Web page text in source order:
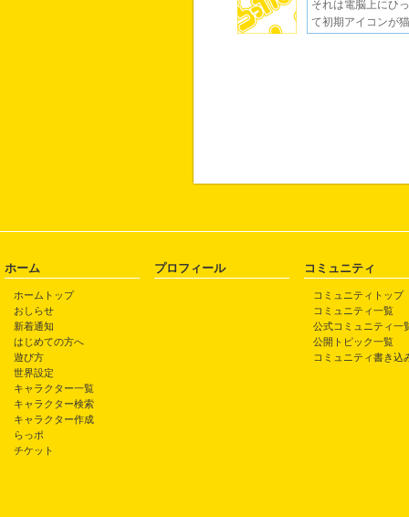
それは電脳上にひ
て初期アイコンが
ホーム
ホームトップ
おしらせ
新着通知
はじめての方へ
遊び方
世界設定
キャラクター一覧
キャラクター検索
キャラクター作成
らっポ
チケット
プロフィール コミュニティ
コミュニティトップ
コミュニティ一覧
公式コミュニティ一
公開トピック一覧
コミュニティ書き込